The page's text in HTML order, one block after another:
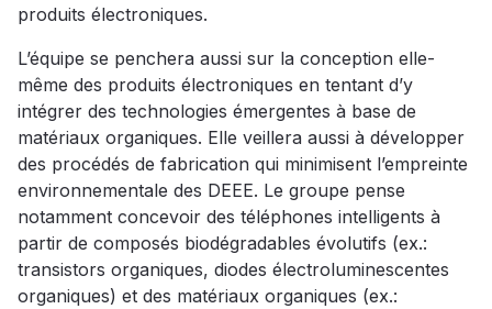
produits électroniques.
L’équipe se penchera aussi sur la conception elle-
même des produits électroniques en tentant d’y
intégrer des technologies émergentes à base de
matériaux organiques. Elle veillera aussi à développer
des procédés de fabrication qui minimisent l’empreinte
environnementale des DEEE. Le groupe pense
notamment concevoir des téléphones intelligents à
partir de composés biodégradables évolutifs (ex.:
transistors organiques, diodes électroluminescentes
organiques) et des matériaux organiques (ex.: